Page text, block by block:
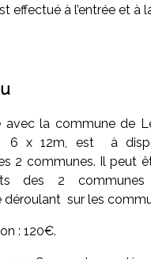
effectué à l’entrée et à
avec la commune de
6 x 12m, est à
2 communes. Il peut
des 2
déroulant sur les
: 120€.